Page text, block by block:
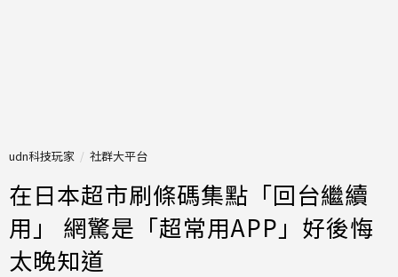
udn科技玩家 社群大平台
在日本超市刷條碼集點「回台繼續
用」 網驚是「超常用APP」好後悔
太晚知道